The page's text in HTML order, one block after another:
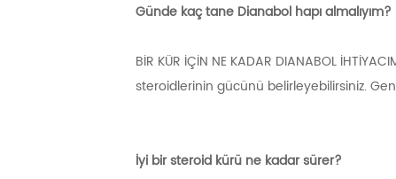
Günde kaç tane Dianabol hapı almalıyım?
BİR KÜR İÇİN NE KADAR DIANABOL
steroidlerinin gücünü belirleyebilirsiniz.
İyi bir steroid kürü ne kadar sürer?